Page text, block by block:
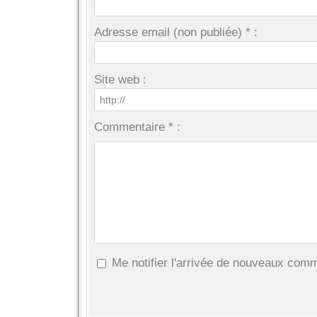
Adresse email (non publiée) * :
Site web :
Commentaire * :
Me notifier l'arrivée de nouveaux